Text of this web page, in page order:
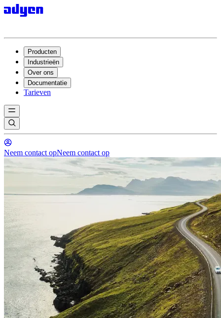
Producten
Industrieën
Over ons
Documentatie
Tarieven
Neem contact opNeem contact op